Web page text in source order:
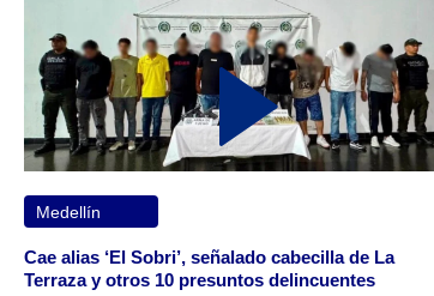
Medellín
Cae alias ‘El Sobri’, señalado cabecilla de La
Terraza y otros 10 presuntos delincuentes